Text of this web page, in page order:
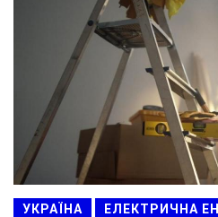
УКРАЇНА ЕЛЕКТРИЧНА